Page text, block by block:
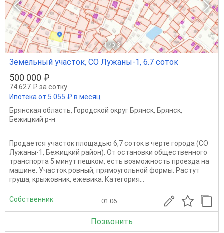
1 из 3
Земельный участок, СО Лужаны-1, 6.7 соток
500 000 ₽
74 627 ₽ за сотку
Ипотека от 5 055 ₽ в месяц
Брянская область, Городской округ Брянск, Брянск,
Бежицкий р-н
Продается участок площадью 6,7 соток в черте города (СО
Лужаны-1, Бежицкий район). От остановки общественного
транспорта 5 минут пешком, есть возможность проезда на
машине. Участок ровный, прямоугольной формы. Растут
груша, крыжовник, ежевика. Категория...
Собственник 01.06
Позвонить